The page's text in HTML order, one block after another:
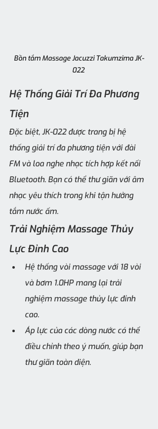
Bồn tắm Massage Jacuzzi Takumzima JK-
022
Hệ Thống Giải Trí Đa Phương
Tiện
Đặc biệt, JK-022 được trang bị hệ
thống giải trí đa phương tiện với đài
FM và loa nghe nhạc tích hợp kết nối
Bluetooth. Bạn có thể thư giãn với âm
nhạc yêu thích trong khi tận hưởng
tắm nước ấm.
Trải Nghiệm Massage Thủy
Lực Đỉnh Cao
Hệ thống vòi massage với 18 vòi
và bơm 1.0HP mang lại trải
nghiệm massage thủy lực đỉnh
cao.
Áp lực của các dòng nước có thể
điều chỉnh theo ý muốn, giúp bạn
thư giãn toàn diện.